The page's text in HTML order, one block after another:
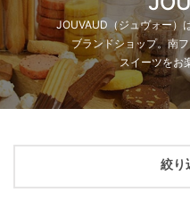
JOUVAUD（ジュヴォー）
ブランドショップ。南
スイーツをお楽
絞り